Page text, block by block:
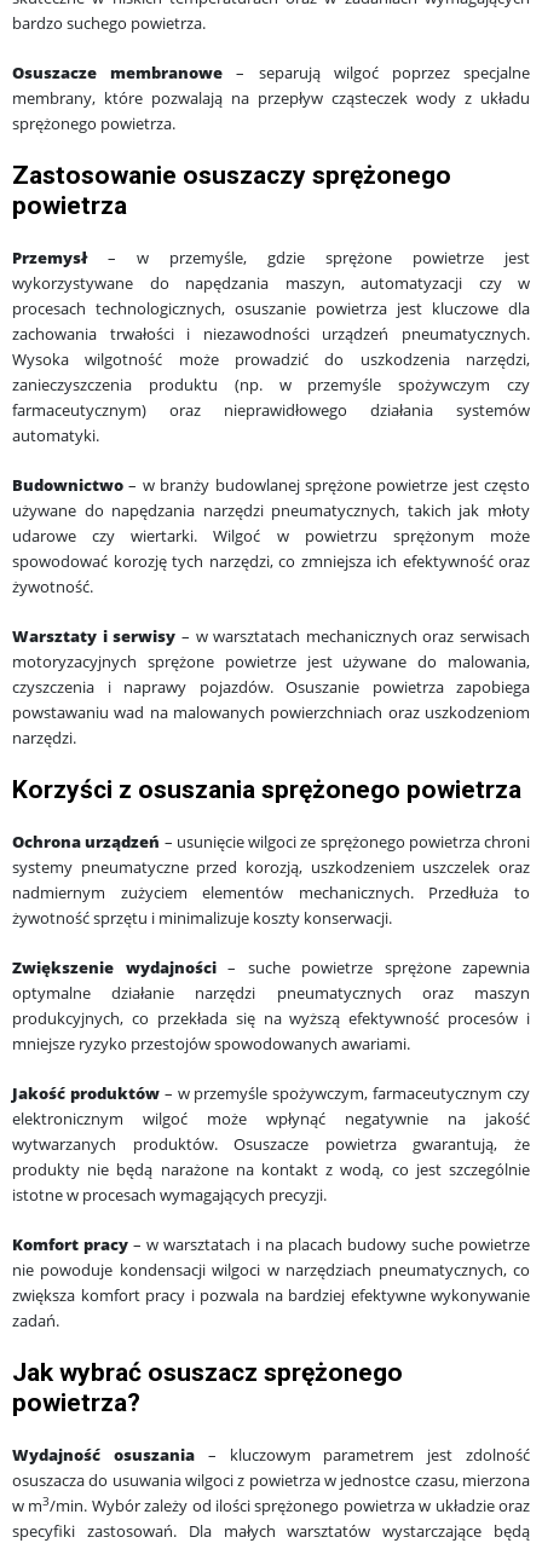
bardzo suchego powietrza.
Osuszacze membranowe – separują wilgoć poprzez specjalne
membrany, które pozwalają na przepływ cząsteczek wody z układu
sprężonego powietrza.
Zastosowanie osuszaczy sprężonego
powietrza
Przemysł– w przemyśle, gdzie sprężone powietrze jest
wykorzystywane do napędzania maszyn, automatyzacji czy w
procesach technologicznych, osuszanie powietrza jest kluczowe dla
zachowania trwałości i niezawodności urządzeń pneumatycznych.
Wysoka wilgotność może prowadzić do uszkodzenia narzędzi,
zanieczyszczenia produktu (np. w przemyśle spożywczym czy
farmaceutycznym) oraz nieprawidłowego działania systemów
automatyki.
Budownictwo – w branży budowlanej sprężone powietrze jest często
używane do napędzania narzędzi pneumatycznych, takich jak młoty
udarowe czy wiertarki. Wilgoć w powietrzu sprężonym może
spowodować korozję tych narzędzi, co zmniejsza ich efektywność oraz
żywotność.
Warsztaty i serwisy – w warsztatach mechanicznych oraz serwisach
motoryzacyjnych sprężone powietrze jest używane do malowania,
czyszczenia i naprawy pojazdów. Osuszanie powietrza zapobiega
powstawaniu wad na malowanych powierzchniach oraz uszkodzeniom
narzędzi.
Korzyści z osuszania sprężonego powietrza
Ochrona urządzeń – usunięcie wilgoci ze sprężonego powietrza chroni
systemy pneumatyczne przed korozją, uszkodzeniem uszczelek oraz
nadmiernym zużyciem elementów mechanicznych. Przedłuża to
żywotność sprzętu i minimalizuje koszty konserwacji.
Zwiększenie wydajności– suche powietrze sprężone zapewnia
optymalne działanie narzędzi pneumatycznych oraz maszyn
produkcyjnych, co przekłada się na wyższą efektywność procesów i
mniejsze ryzyko przestojów spowodowanych awariami.
Jakość produktów– w przemyśle spożywczym, farmaceutycznym czy
elektronicznym wilgoć może wpłynąć negatywnie na jakość
wytwarzanych produktów. Osuszacze powietrza gwarantują, że
produkty nie będą narażone na kontakt z wodą, co jest szczególnie
istotne w procesach wymagających precyzji.
Komfort pracy – w warsztatach i na placach budowy suche powietrze
nie powoduje kondensacji wilgoci w narzędziach pneumatycznych, co
zwiększa komfort pracy i pozwala na bardziej efektywne wykonywanie
zadań.
Jak wybrać osuszacz sprężonego
powietrza?
Wydajność osuszania– kluczowym parametrem jest zdolność
osuszacza do usuwania wilgoci z powietrza w jednostce czasu, mierzona
w m3/min. Wybór zależy od ilości sprężonego powietrza w układzie oraz
specyfiki zastosowań. Dla małych warsztatów wystarczające będą